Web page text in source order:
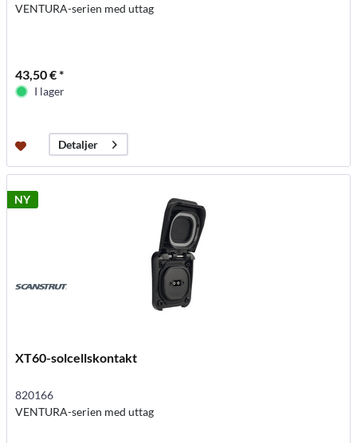
VENTURA-serien med uttag
43,50 € *
I lager
Detaljer
NY
XT60-solcellskontakt
820166
VENTURA-serien med uttag